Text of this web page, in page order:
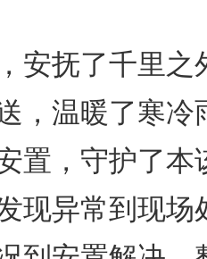
抚了千里之
，温暖了寒冷
置，守护了本
现异常到现场